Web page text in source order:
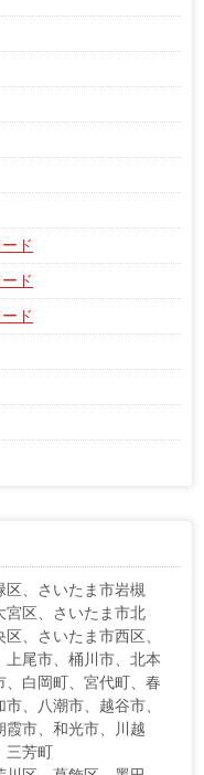
ド
ド
ド
区、さいたま市岩槻
宮区、さいたま市北
、さいたま市西区、
上尾市、桶川市、北本
白岡町、宮代町、春
、八潮市、越谷市、
霞市、和光市、川越
三芳町